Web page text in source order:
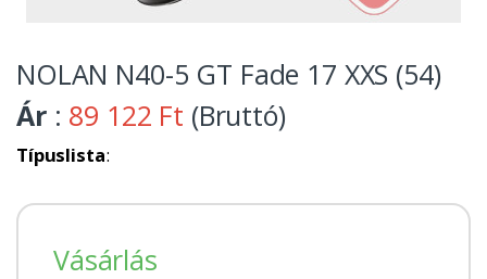
NOLAN N40-5 GT Fade 17 XXS (54)
Ár : 89 122 Ft (Bruttó)
Típuslista:
Vásárlás